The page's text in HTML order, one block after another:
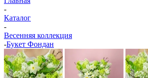
-
Каталог
-
Весенняя коллекция
-Букет Фондан